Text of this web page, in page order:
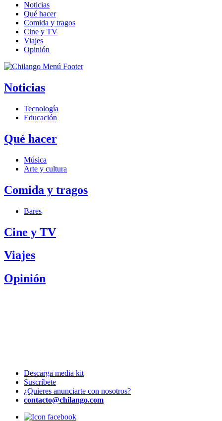
Noticias
Qué hacer
Comida y tragos
Cine y TV
Viajes
Opinión
Noticias
Tecnología
Educación
Qué hacer
Música
Arte y cultura
Comida y tragos
Bares
Cine y TV
Viajes
Opinión
Descarga media kit
Suscríbete
¿Quieres anunciarte con nosotros?
contacto@chilango.com